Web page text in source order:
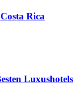
Rica
Luxushotels